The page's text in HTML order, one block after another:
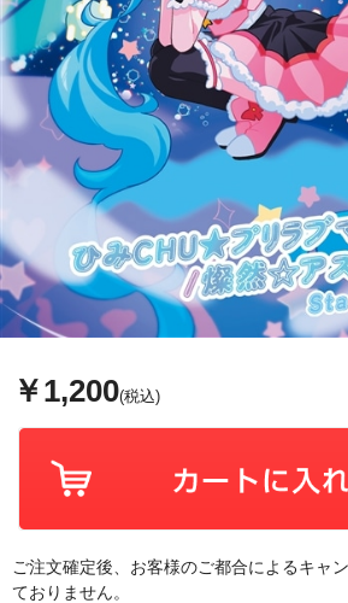
￥1,200(税込)
ご注文確定後、お客様のご都合によるキャ
ておりません。